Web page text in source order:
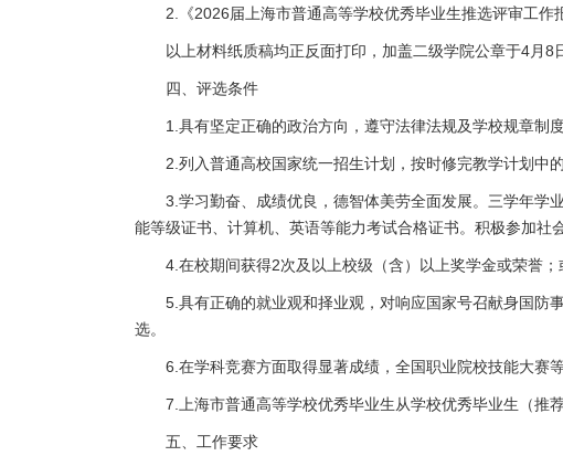
2.《2026届上海市普通高等学校优秀毕业生推选评审工作
以上材料纸质稿均正反面打印，加盖二级学院公章于4月8
四、评选条件
1.具有坚定正确的政治方向，遵守法律法规及学校规章制
2.列入普通高校国家统一招生计划，按时修完教学计划中
3.学习勤奋、成绩优良，德智体美劳全面发展。三学年学
能等级证书、计算机、英语等能力考试合格证书。积极参加社
4.在校期间获得2次及以上校级（含）以上奖学金或荣誉
5.具有正确的就业观和择业观，对响应国家号召献身国防
选。
6.在学科竞赛方面取得显著成绩，全国职业院校技能大赛
7.上海市普通高等学校优秀毕业生从学校优秀毕业生（推
五、工作要求